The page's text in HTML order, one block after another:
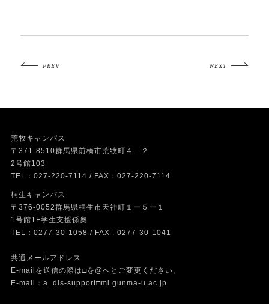
PREV NEXT
荒牧キャンパス
〒371-8510群馬県前橋市荒牧町４－２
2号館103
TEL：027-220-7114 / FAX：027-220-7114
桐生キャンパス
〒376-0052群馬県桐生市天神町１ー５ー１
1号館1F学生支援係奥
TEL：0277-30-1058 / FAX : 0277-30-1041
共通メールアドレス
E-mailを送信の際は□を@へとご変更ください。
E-mail：a_dis-support□ml.gunma-u.ac.jp